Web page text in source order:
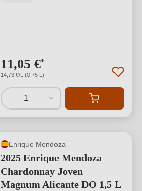
11,05 €*
14,73 €/L (0,75 L)
1
Enrique Mendoza
2025 Enrique Mendoza
Chardonnay Joven
Magnum Alicante DO 1,5 L